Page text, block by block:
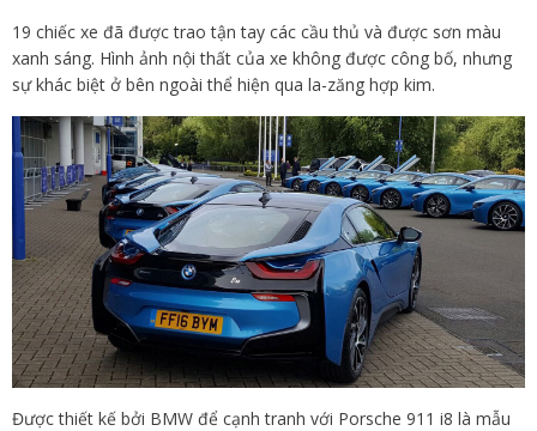
19 chiếc xe đã được trao tận tay các cầu thủ và được sơn màu
xanh sáng. Hình ảnh nội thất của xe không được công bố, nhưng
sự khác biệt ở bên ngoài thể hiện qua la-zăng hợp kim.
Được thiết kế bởi BMW để cạnh tranh với Porsche 911 i8 là mẫu